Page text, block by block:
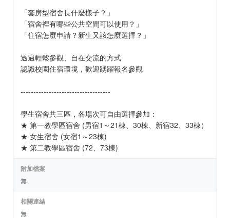
「套房型宿舍長什麼樣子？」
「宿舍裡有哪些公共空間可以使用？」
「住宿怎麼申請？新生又該怎麼選擇？」
透過輕鬆參觀、自在交流的方式
認識校園住宿環境，歡迎踴躍報名參觀
-----------------------------------
學生宿舍共三區，各場次可自由選擇參加：
★ 第一教學區宿舍 (男宿1～21棟、30棟、新宿32、33棟）
★ 女生宿舍 (女宿1～23棟)
★ 第二教學區宿舍 (72、73棟)
附加檔案
無
相關連結
無